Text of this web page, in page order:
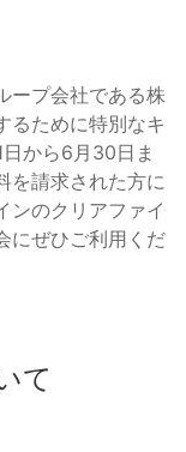
ープ会社である株
るために特別なキ
から6月30日ま
を請求された方に
ンのクリアファイ
にぜひご利用くだ
て